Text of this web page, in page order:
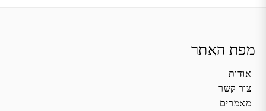
מפת האתר
אודות
צור קשר
מאמרים